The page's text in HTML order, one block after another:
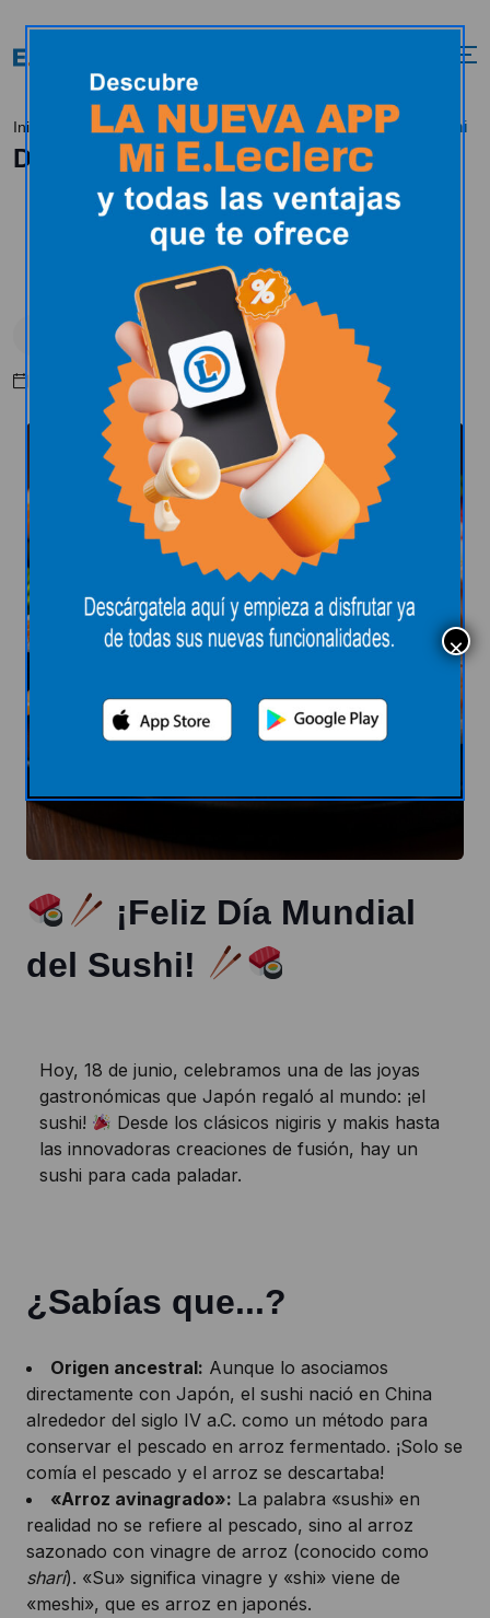
Inicio Tendencias Alimentación Día mundial del Sushi
Día mundial del Sushi
Alimentación Días especiales
Junio 18, 2025
¡Feliz Día Mundial
del Sushi!
Hoy, 18 de junio, celebramos una de las joyas
gastronómicas que Japón regaló al mundo: ¡el
sushi!
Desde los clásicos nigiris y makis hasta
las innovadoras creaciones de fusión, hay un
sushi para cada paladar.
¿Sabías que...?
Origen ancestral: Aunque lo asociamos
directamente con Japón, el sushi nació en China
alrededor del siglo IV a.C. como un método para
conservar el pescado en arroz fermentado. ¡Solo se
comía el pescado y el arroz se descartaba!
«Arroz avinagrado»: La palabra «sushi» en
realidad no se refiere al pescado, sino al arroz
sazonado con vinagre de arroz (conocido como
shari). «Su» significa vinagre y «shi» viene de
«meshi», que es arroz en japonés.